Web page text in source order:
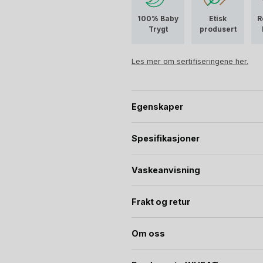
Design:
Lange mansjetter med
Antiskli material på
100% Baby
Trygt
Etisk
produsert
Les mer om sertifiseringene her.
Egenskaper
Spesifikasjoner
Vaskeanvisning
Frakt og retur
Om oss